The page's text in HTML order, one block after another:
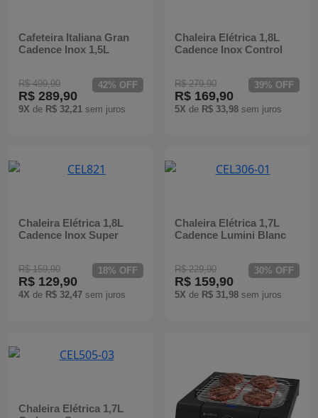
Cafeteira Italiana Gran
Cadence Inox 1,5L
R$ 499,90
R$ 289,90
9X de R$ 32,21 sem juros
42% OFF
Chaleira Elétrica 1,8L
Cadence Inox Control
R$ 279,90
R$ 169,90
5X de R$ 33,98 sem juros
39% OFF
Chaleira Elétrica 1,8L
Cadence Inox Super
R$ 159,90
R$ 129,90
4X de R$ 32,47 sem juros
18% OFF
Chaleira Elétrica 1,7L
Cadence Lumini Blanc
R$ 229,90
R$ 159,90
5X de R$ 31,98 sem juros
30% OFF
Chaleira Elétrica 1,7L